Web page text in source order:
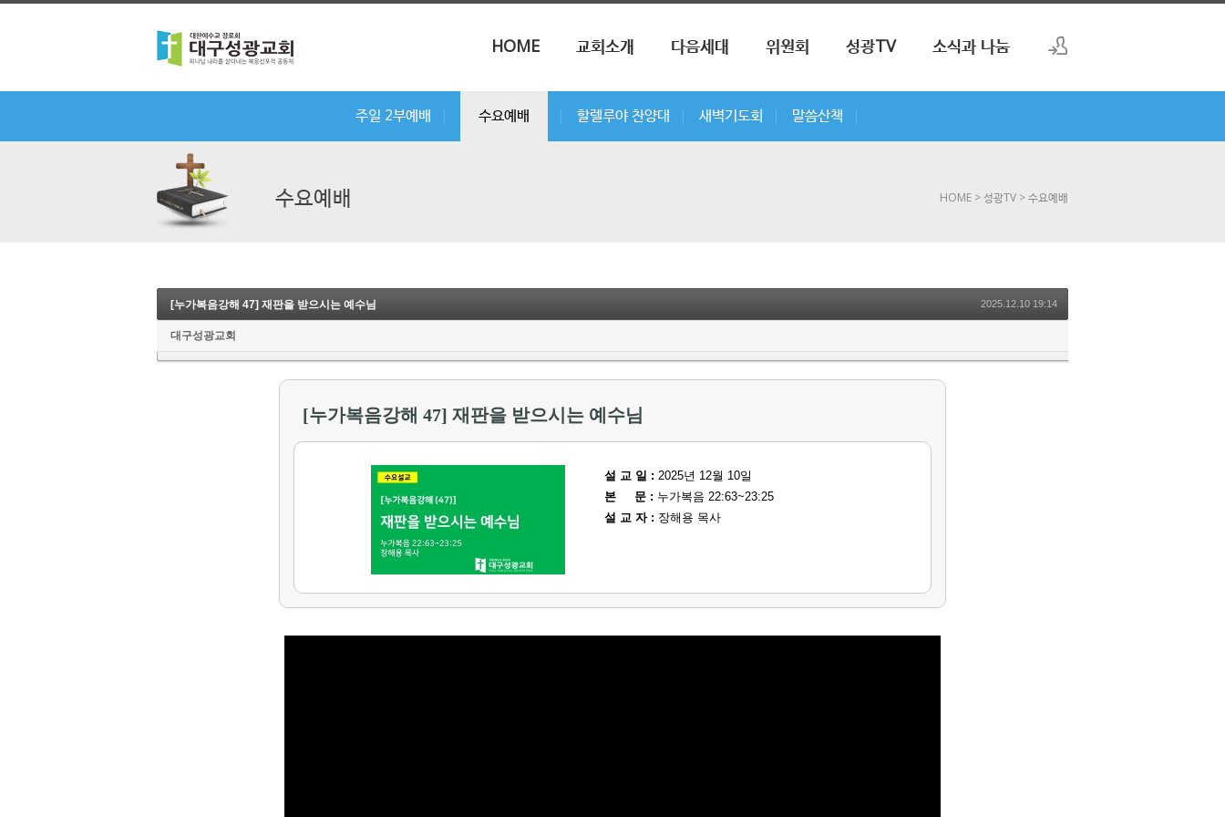
HOME 교회소개 다음세대 위원회 성광TV 소식과 나눔
주일 2부예배 | 수요예배 | 할렐루야 찬양대 | 새벽기도회 | 말씀산책 |
수요예배 HOME > 성광TV > 수요예배
[누가복음강해 47] 재판을 받으시는 예수님 2025.12.10 19:14
대구성광교회
[누가복음강해 47] 재판을 받으시는 예수님
설 교 일 : 2025년 12월 10일
본 문 : 누가복음 22:63~23:25
설 교 자 : 장해용 목사